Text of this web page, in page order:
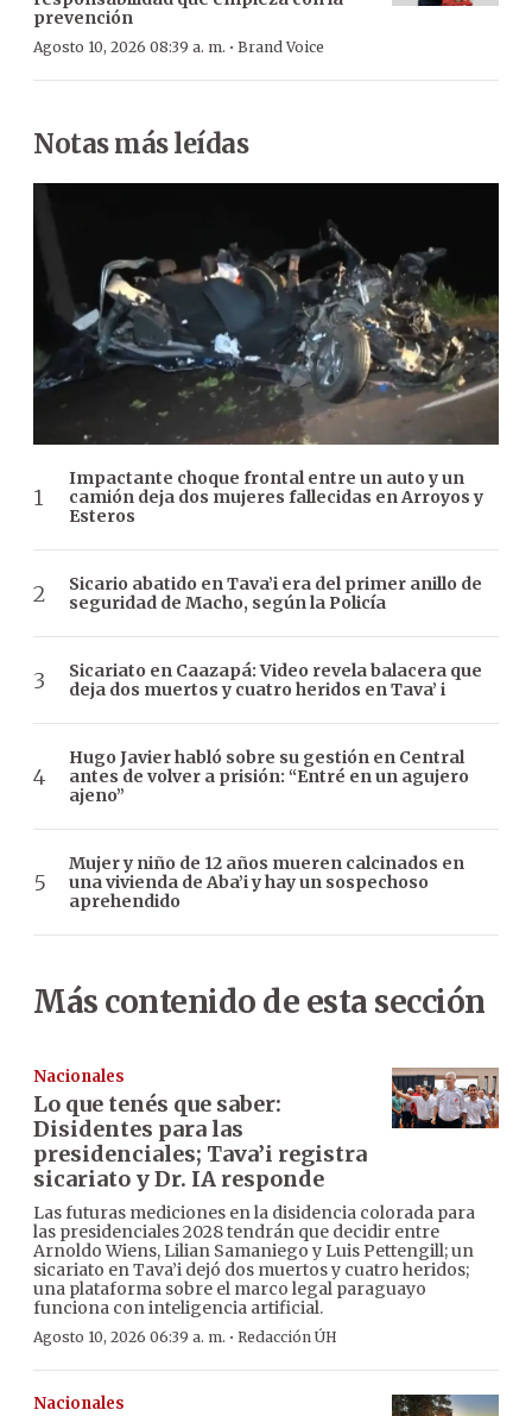
prevención
Agosto 10, 2026 08:39 a. m. · Brand Voice
Notas más leídas
Impactante choque frontal entre un auto y un
camión deja dos mujeres fallecidas en Arroyos y
Esteros
Sicario abatido en Tava’i era del primer anillo de
seguridad de Macho, según la Policía
Sicariato en Caazapá: Video revela balacera que
deja dos muertos y cuatro heridos en Tava’ i
Hugo Javier habló sobre su gestión en Central
antes de volver a prisión: “Entré en un agujero
ajeno”
Mujer y niño de 12 años mueren calcinados en
una vivienda de Aba’i y hay un sospechoso
aprehendido
Más contenido de esta sección
Nacionales
Lo que tenés que saber:
Disidentes para las
presidenciales; Tava’i registra
sicariato y Dr. IA responde
Las futuras mediciones en la disidencia colorada para
las presidenciales 2028 tendrán que decidir entre
Arnoldo Wiens, Lilian Samaniego y Luis Pettengill; un
sicariato en Tava’i dejó dos muertos y cuatro heridos;
una plataforma sobre el marco legal paraguayo
funciona con inteligencia artificial.
Agosto 10, 2026 06:39 a. m. · Redacción ÚH
Nacionales